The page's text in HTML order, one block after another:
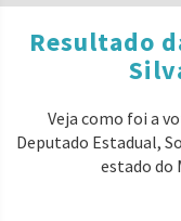
Resultado
Veja como foi a
Deputado Estadual,
estado do